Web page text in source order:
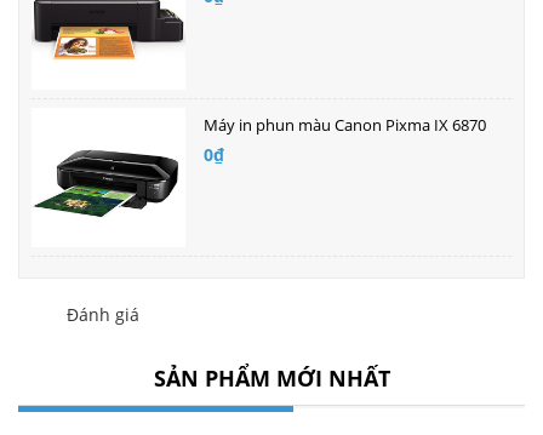
Máy in phun màu Canon Pixma IX 6870
0₫
Đánh giá
SẢN PHẨM MỚI NHẤT